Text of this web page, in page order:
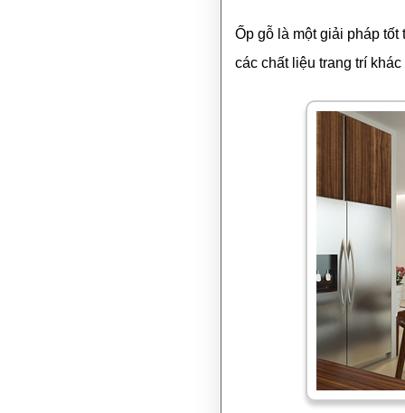
Ốp gỗ là một giải pháp
các chất liệu trang trí